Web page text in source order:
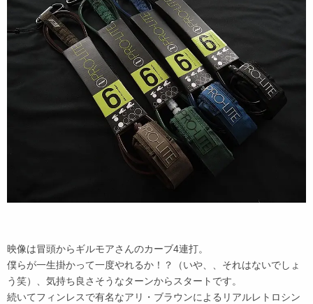
映像は冒頭からギルモアさんのカーブ4連打。
僕らが一生掛かって一度やれるか！？（いや、、それはないでしょ
う笑）、気持ち良さそうなターンからスタートです。
続いてフィンレスで有名なアリ・ブラウンによるリアルレトロシン